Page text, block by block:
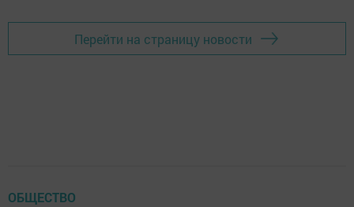
Перейти на страницу новости
ОБЩЕСТВО